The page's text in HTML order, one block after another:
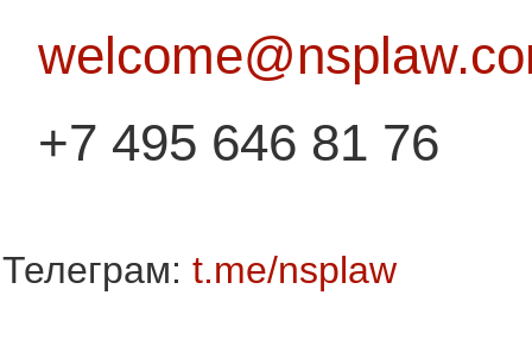
+7 495 646 81 76
Телеграм: t.me/nsplaw